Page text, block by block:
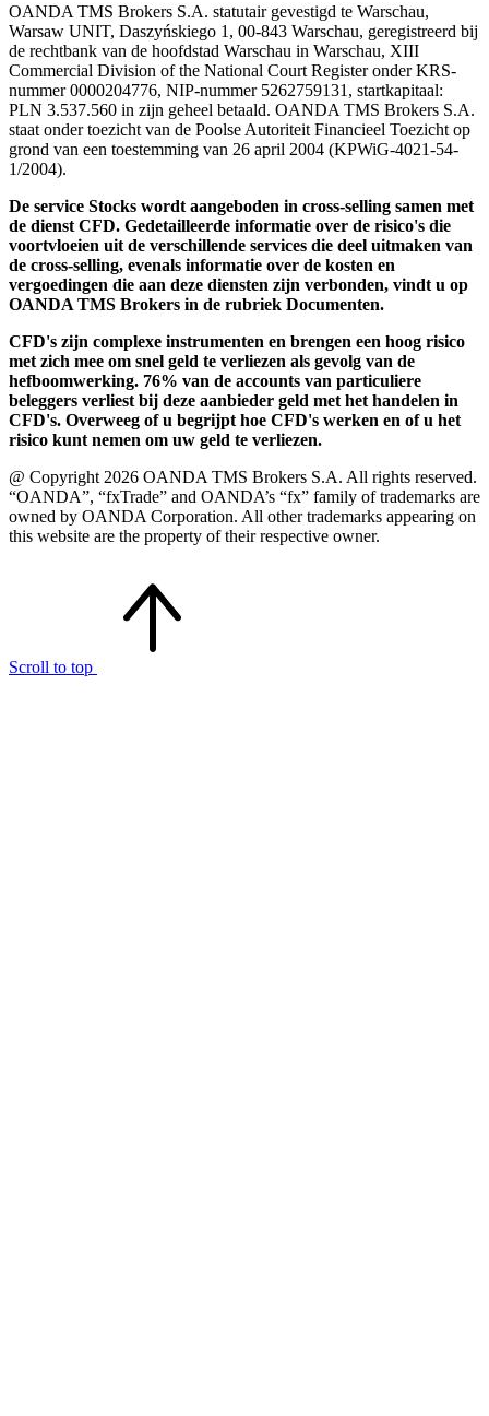
OANDA TMS Brokers S.A. statutair gevestigd te Warschau,
Warsaw UNIT, Daszyńskiego 1, 00-843 Warschau, geregistreerd bij
de rechtbank van de hoofdstad Warschau in Warschau, XIII
Commercial Division of the National Court Register onder KRS-
nummer 0000204776, NIP-nummer 5262759131, startkapitaal:
PLN 3.537.560 in zijn geheel betaald. OANDA TMS Brokers S.A.
staat onder toezicht van de Poolse Autoriteit Financieel Toezicht op
grond van een toestemming van 26 april 2004 (KPWiG-4021-54-
1/2004).
De service Stocks wordt aangeboden in cross-selling samen met
de dienst CFD. Gedetailleerde informatie over de risico's die
voortvloeien uit de verschillende services die deel uitmaken van
de cross-selling, evenals informatie over de kosten en
vergoedingen die aan deze diensten zijn verbonden, vindt u op
OANDA TMS Brokers in de rubriek Documenten.
CFD's zijn complexe instrumenten en brengen een hoog risico
met zich mee om snel geld te verliezen als gevolg van de
hefboomwerking. 76% van de accounts van particuliere
beleggers verliest bij deze aanbieder geld met het handelen in
CFD's. Overweeg of u begrijpt hoe CFD's werken en of u het
risico kunt nemen om uw geld te verliezen.
@ Copyright 2026 OANDA TMS Brokers S.A. All rights reserved.
“OANDA”, “fxTrade” and OANDA’s “fx” family of trademarks are
owned by OANDA Corporation. All other trademarks appearing on
this website are the property of their respective owner.
Scroll to top